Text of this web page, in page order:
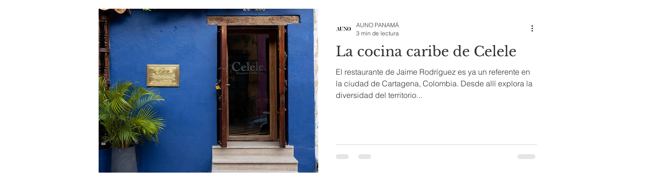
La cocina caribe de Celele
El restaurante de Jaime Rodríguez es ya un referente en
la ciudad de Cartagena, Colombia. Desde allí explora la
diversidad del territorio...
AUNO PANAMÁ
3 min de lectura